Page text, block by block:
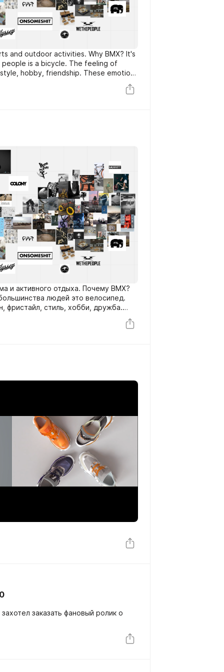
and outdoor activities. Why BMX? It's
is a bicycle. The feeling of
hobby, friendship. These emotions
BMX bike. The theme of the video
from a guy flying over a curb put
и активного отдыха. Почему BMX?
людей это велосипед.
фристайл, стиль, хобби, дружба.
от парня перелетающего бордюр
заказать фановый ролик о